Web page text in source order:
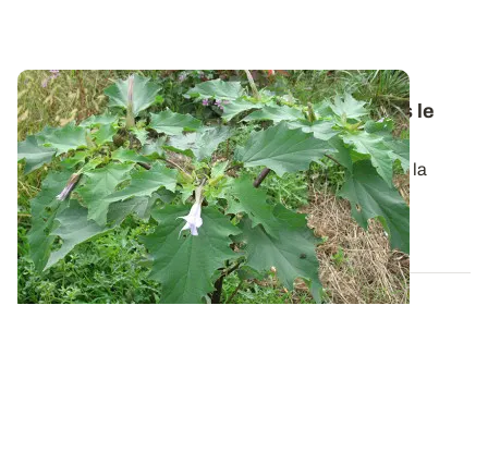
Comment identifier et gérer le datura dans le
maïs ?
Le datura stramoine est une adventice annuelle, de la
famille des solanacées, qui a pris...
28 MARS 2024